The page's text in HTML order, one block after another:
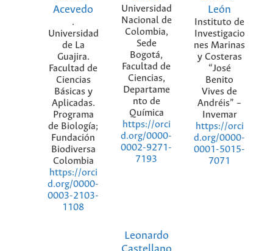
Acevedo
.
Universidad
de La
Guajira.
Facultad de
Ciencias
Básicas y
Aplicadas.
Programa
de Biología;
Fundación
Biodiversa
Colombia
https://orci
d.org/0000-
0003-2103-
1108
Universidad
Nacional de
Colombia,
Sede
Bogotá,
Facultad de
Ciencias,
Departame
nto de
Química
https://orci
d.org/0000-
0002-9271-
7193
León
Instituto de
Investigacio
nes Marinas
y Costeras
“José
Benito
Vives de
Andréis” –
Invemar
https://orci
d.org/0000-
0001-5015-
7071
Leonardo